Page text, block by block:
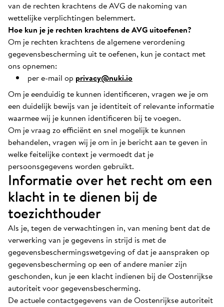
van de rechten krachtens de AVG de nakoming van
wettelijke verplichtingen belemmert.
Hoe kun je je rechten krachtens de AVG uitoefenen?
Om je rechten krachtens de algemene verordening
gegevensbescherming uit te oefenen, kun je contact met
ons opnemen:
per e-mail op privacy@nuki.io
Om je eenduidig te kunnen identificeren, vragen we je om
een duidelijk bewijs van je identiteit of relevante informatie
waarmee wij je kunnen identificeren bij te voegen.
Om je vraag zo efficiënt en snel mogelijk te kunnen
behandelen, vragen wij je om in je bericht aan te geven in
welke feitelijke context je vermoedt dat je
persoonsgegevens worden gebruikt.
Informatie over het recht om een
klacht in te dienen bij de
toezichthouder
Als je, tegen de verwachtingen in, van mening bent dat de
verwerking van je gegevens in strijd is met de
gegevensbeschermingswetgeving of dat je aanspraken op
gegevensbescherming op een of andere manier zijn
geschonden, kun je een klacht indienen bij de Oostenrijkse
autoriteit voor gegevensbescherming.
De actuele contactgegevens van de Oostenrijkse autoriteit